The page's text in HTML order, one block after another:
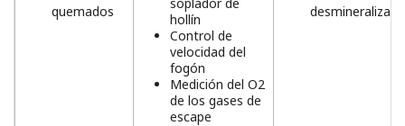
quemados
hollín
Control de
velocidad del
fogón
Medición del O2
de los gases de
escape